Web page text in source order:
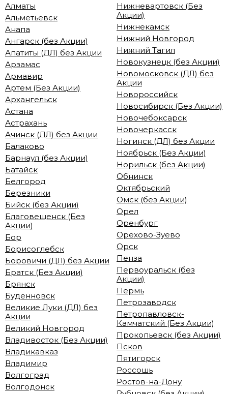
Алматы
Альметьевск
Анапа
Ангарск (без Акции)
Апатиты (ДЛ) без Акции
Арзамас
Армавир
Артем (Без Акции)
Архангельск
Астана
Астрахань
Ачинск (ДЛ) без Акции
Балаково
Барнаул (без Акции)
Батайск
Белгород
Березники
Бийск (без Акции)
Благовещенск (Без
Акции)
Бор
Борисоглебск
Боровичи (ДЛ) без Акции
Братск (Без Акции)
Брянск
Буденновск
Великие Луки (ДЛ) без
Акции
Великий Новгород
Владивосток (Без Акции)
Владикавказ
Владимир
Волгоград
Волгодонск
Нижневартовск (Без
Акции)
Нижнекамск
Нижний Новгород
Нижний Тагил
Новокузнецк (без Акции)
Новомосковск (ДЛ) без
Акции
Новороссийск
Новосибирск (Без Акции)
Новочебоксарск
Новочеркасск
Ногинск (ДЛ) без Акции
Ноябрьск (Без Акции)
Норильск (без Акции)
Обнинск
Октябрьский
Омск (без Акции)
Орел
Оренбург
Орехово-Зуево
Орск
Пенза
Первоуральск (без
Акции)
Пермь
Петрозаводск
Петропавловск-
Камчатский (Без Акции)
Прокопьевск (без Акции)
Псков
Пятигорск
Россошь
Ростов-на-Дону